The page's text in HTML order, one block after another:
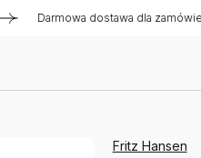
Darmowa dostawa dla zamówień
Fritz Hansen